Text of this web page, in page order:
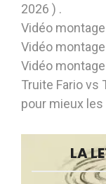
2026 ) .
Vidéo
Vidéo
Vidéo
Truite Fario vs
pour mieux
LA